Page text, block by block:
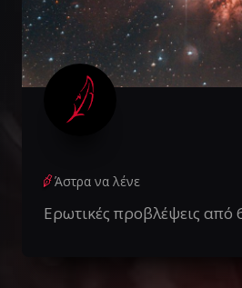
Άστρα να λένε
Ερωτικές προβλέψεις από